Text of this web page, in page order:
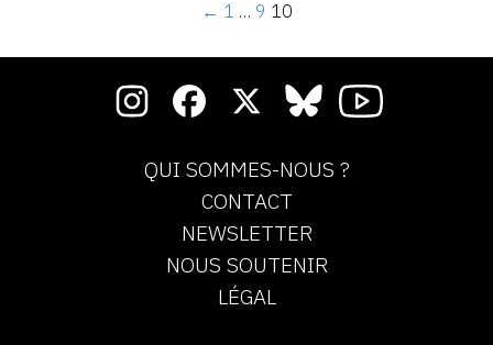
← 1 … 9 10
QUI SOMMES-NOUS ?
CONTACT
NEWSLETTER
NOUS SOUTENIR
LÉGAL